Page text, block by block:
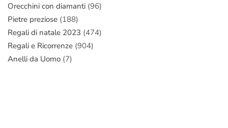
Orecchini con diamanti (96)
Pietre preziose (188)
Regali di natale 2023 (474)
Regali e Ricorrenze (904)
Anelli da Uomo (7)